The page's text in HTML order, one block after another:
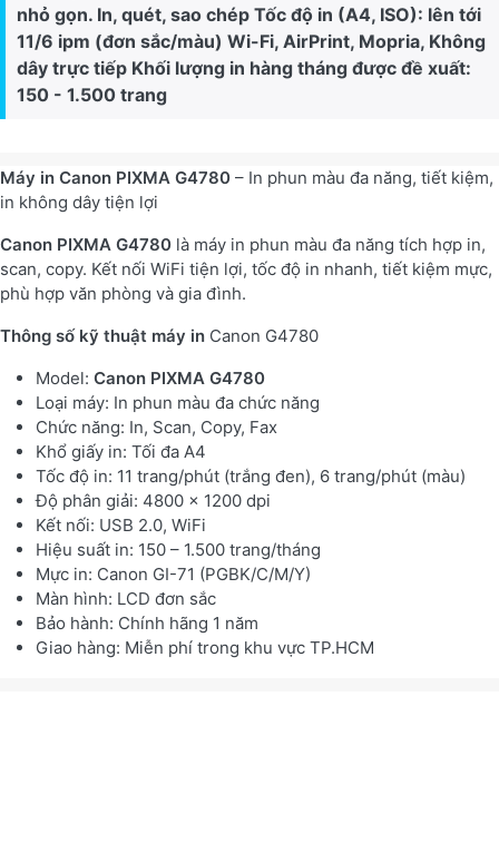
nhỏ gọn. In, quét, sao chép Tốc độ in (A4, ISO): lên tới
11/6 ipm (đơn sắc/màu) Wi-Fi, AirPrint, Mopria, Không
dây trực tiếp Khối lượng in hàng tháng được đề xuất:
150 - 1.500 trang
Máy in Canon PIXMA G4780 – In phun màu đa năng, tiết kiệm,
in không dây tiện lợi
Canon PIXMA G4780 là máy in phun màu đa năng tích hợp in,
scan, copy. Kết nối WiFi tiện lợi, tốc độ in nhanh, tiết kiệm mực,
phù hợp văn phòng và gia đình.
Thông số kỹ thuật máy in Canon G4780
Model: Canon PIXMA G4780
Loại máy: In phun màu đa chức năng
Chức năng: In, Scan, Copy, Fax
Khổ giấy in: Tối đa A4
Tốc độ in: 11 trang/phút (trắng đen), 6 trang/phút (màu)
Độ phân giải: 4800 x 1200 dpi
Kết nối: USB 2.0, WiFi
Hiệu suất in: 150 – 1.500 trang/tháng
Mực in: Canon GI-71 (PGBK/C/M/Y)
Màn hình: LCD đơn sắc
Bảo hành: Chính hãng 1 năm
Giao hàng: Miễn phí trong khu vực TP.HCM